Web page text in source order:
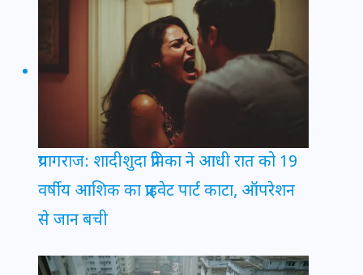
प्रयागराज: शादीशुदा प्रेमिका ने आधी रात को 19
वर्षीय आशिक का प्राइवेट पार्ट काटा, ऑपरेशन
से जान बची